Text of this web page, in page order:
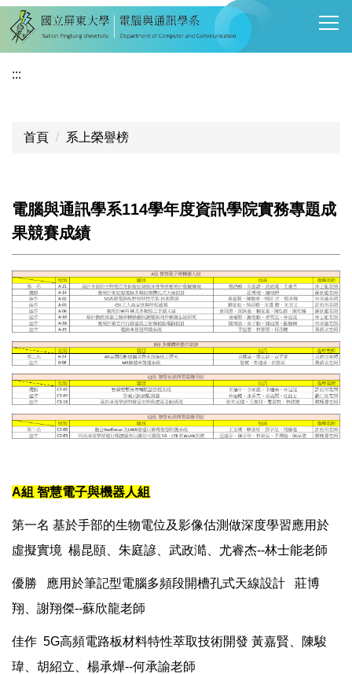
到
主
要
:::
首頁 系上榮譽榜
電腦與通訊學系114學年度資訊學院實務專題成
果競賽成績
A組 智慧電子與機器人組
第一名 基於手部的生物電位及影像估測做深度學習應用於
虛擬實境 楊昆頤、朱庭諺、武政澔、尤睿杰--林士能老師
優勝 應用於筆記型電腦多頻段開槽孔式天線設計 莊博
翔、謝翔傑--蘇欣龍老師
佳作 5G高頻電路板材料特性萃取技術開發 黃嘉賢、陳駿
瑋、胡紹立、楊承燁--何承諭老師